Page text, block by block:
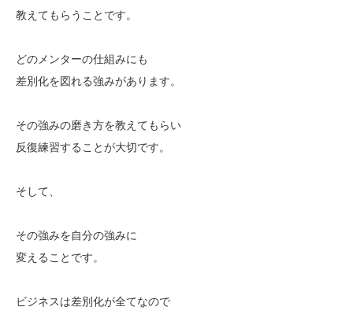
教えてもらうことです。
どのメンターの仕組みにも
差別化を図れる強みがあります。
その強みの磨き方を教えてもらい
反復練習することが大切です。
そして、
その強みを自分の強みに
変えることです。
ビジネスは差別化が全てなので